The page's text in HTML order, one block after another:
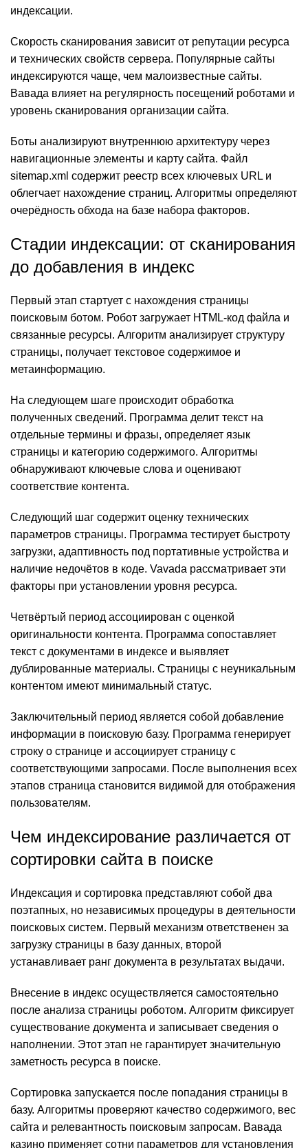
индексации.
Скорость сканирования зависит от репутации ресурса
и технических свойств сервера. Популярные сайты
индексируются чаще, чем малоизвестные сайты.
Вавада влияет на регулярность посещений роботами и
уровень сканирования организации сайта.
Боты анализируют внутреннюю архитектуру через
навигационные элементы и карту сайта. Файл
sitemap.xml содержит реестр всех ключевых URL и
облегчает нахождение страниц. Алгоритмы определяют
очерёдность обхода на базе набора факторов.
Стадии индексации: от сканирования
до добавления в индекс
Первый этап стартует с нахождения страницы
поисковым ботом. Робот загружает HTML-код файла и
связанные ресурсы. Алгоритм анализирует структуру
страницы, получает текстовое содержимое и
метаинформацию.
На следующем шаге происходит обработка
полученных сведений. Программа делит текст на
отдельные термины и фразы, определяет язык
страницы и категорию содержимого. Алгоритмы
обнаруживают ключевые слова и оценивают
соответствие контента.
Следующий шаг содержит оценку технических
параметров страницы. Программа тестирует быстроту
загрузки, адаптивность под портативные устройства и
наличие недочётов в коде. Vavada рассматривает эти
факторы при установлении уровня ресурса.
Четвёртый период ассоциирован с оценкой
оригинальности контента. Программа сопоставляет
текст с документами в индексе и выявляет
дублированные материалы. Страницы с неуникальным
контентом имеют минимальный статус.
Заключительный период является собой добавление
информации в поисковую базу. Программа генерирует
строку о странице и ассоциирует страницу с
соответствующими запросами. После выполнения всех
этапов страница становится видимой для отображения
пользователям.
Чем индексирование различается от
сортировки сайта в поиске
Индексация и сортировка представляют собой два
поэтапных, но независимых процедуры в деятельности
поисковых систем. Первый механизм ответственен за
загрузку страницы в базу данных, второй
устанавливает ранг документа в результатах выдачи.
Внесение в индекс осуществляется самостоятельно
после анализа страницы роботом. Алгоритм фиксирует
существование документа и записывает сведения о
наполнении. Этот этап не гарантирует значительную
заметность ресурса в поиске.
Сортировка запускается после попадания страницы в
базу. Алгоритмы проверяют качество содержимого, вес
сайта и релевантность поисковым запросам. Вавада
казино применяет сотни параметров для установления